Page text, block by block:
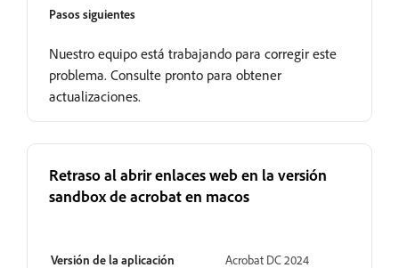
Pasos siguientes
Nuestro equipo está trabajando para corregir este
problema. Consulte pronto para obtener
actualizaciones.
Retraso al abrir enlaces web en la versión
sandbox de acrobat en macos
Versión de la aplicación
Acrobat DC 2024